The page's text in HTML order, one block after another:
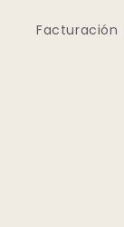
Facturación